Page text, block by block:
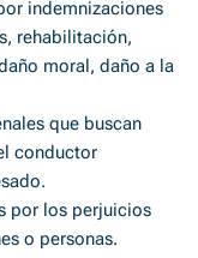
indemnizaciones
rehabilitación,
moral, daño a la
que buscan
conductor
por los perjuicios
o personas.